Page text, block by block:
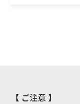
【 ご注意 】